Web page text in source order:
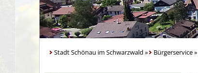
Stadt Schönau im Schwarzwald » Bürgerservice»